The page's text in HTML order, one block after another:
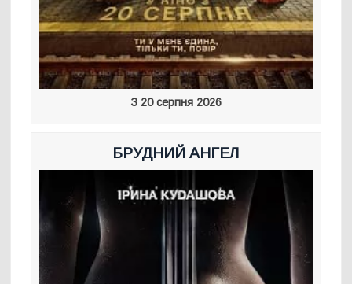
З 20 серпня 2026
БРУДНИЙ АНГЕЛ